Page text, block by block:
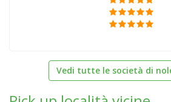
Vedi tutte le società di